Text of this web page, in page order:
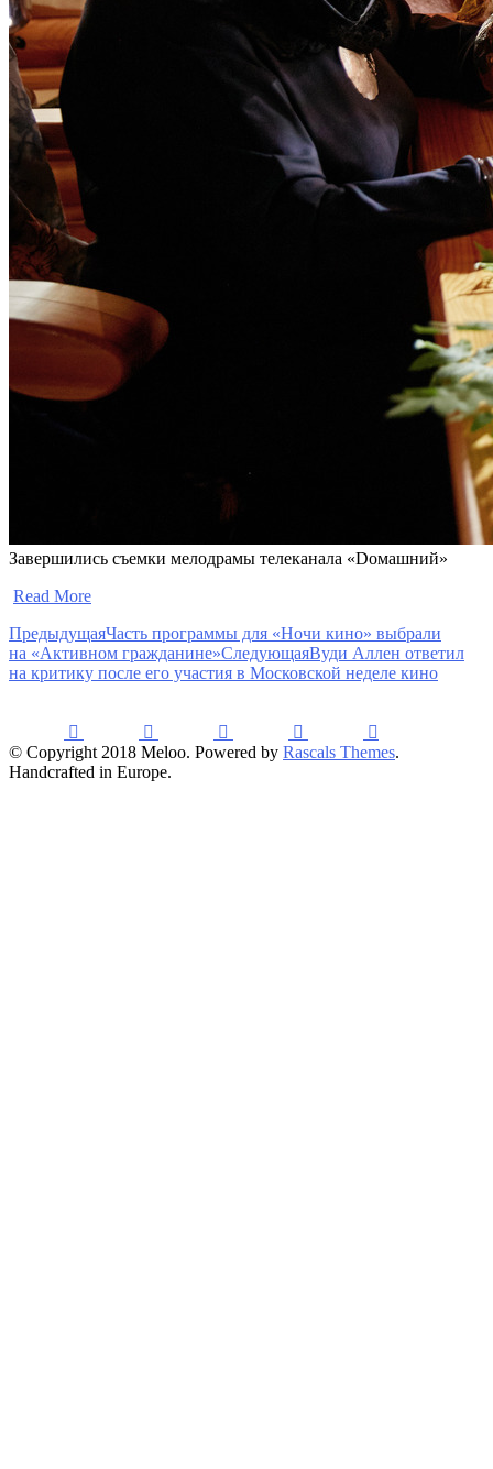
Завершились съемки мелодрамы телеканала «Dомашний»
Read More
ПредыдущаяЧасть программы для «Ночи кино» выбрали
на «Активном гражданине»СледующаяВуди Аллен ответил
на критику после его участия в Московской неделе кино
© Copyright 2018 Meloo. Powered by Rascals Themes.
Handcrafted in Europe.